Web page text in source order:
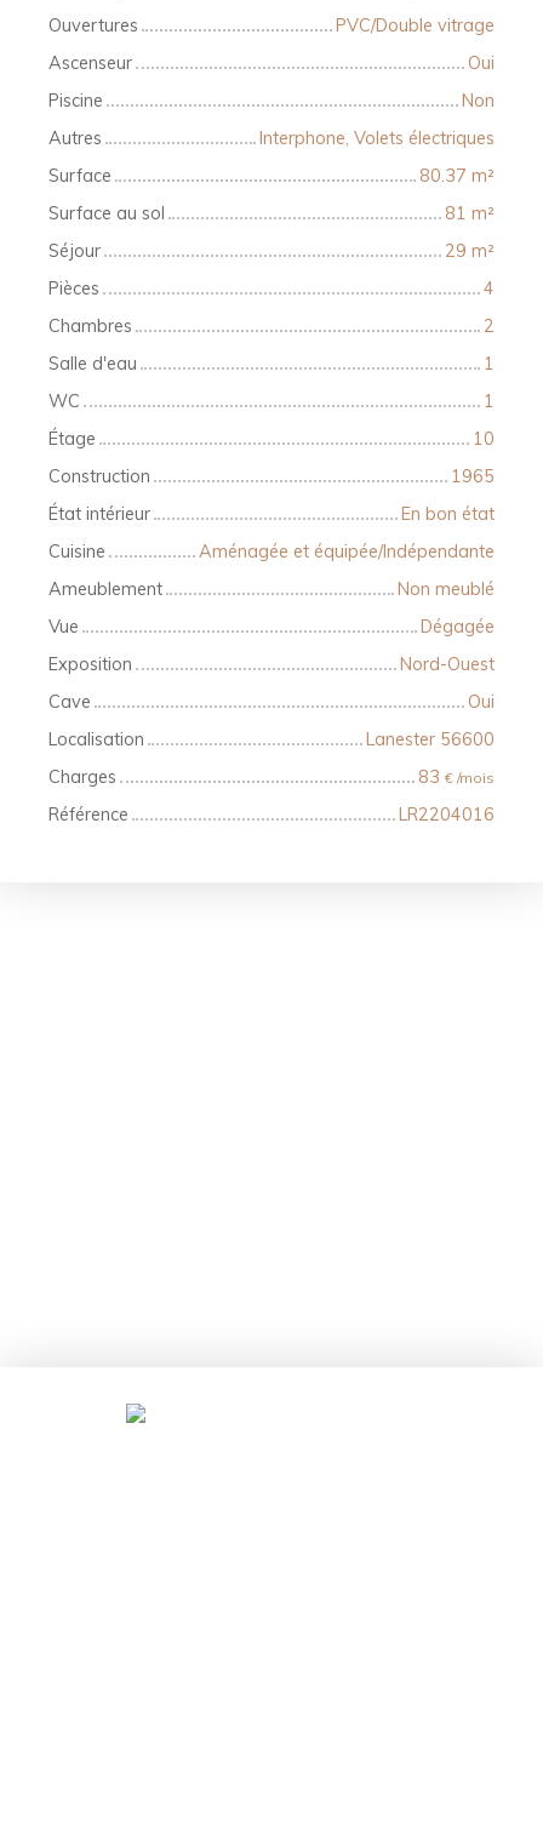
Ouvertures
PVC/Double vitrage
Ascenseur
Oui
Piscine
Non
Autres
Interphone, Volets électriques
Surface
80.37 m²
Surface au sol
81 m²
Séjour
29 m²
Pièces
4
Chambres
2
Salle d'eau
1
WC
1
Étage
10
Construction
1965
État intérieur
En bon état
Cuisine
Aménagée et équipée/Indépendante
Ameublement
Non meublé
Vue
Dégagée
Exposition
Nord-Ouest
Cave
Oui
Localisation
Lanester 56600
Charges
83 € /mois
Référence LR2204016